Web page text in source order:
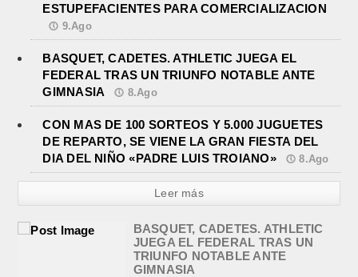
ESTUPEFACIENTES PARA COMERCIALIZACION
9.Ago
BASQUET, CADETES. ATHLETIC JUEGA EL
FEDERAL TRAS UN TRIUNFO NOTABLE ANTE
GIMNASIA
8.Ago
CON MAS DE 100 SORTEOS Y 5.000 JUGUETES
DE REPARTO, SE VIENE LA GRAN FIESTA DEL
DIA DEL NIÑO «PADRE LUIS TROIANO»
8.Ago
Leer más
BASQUET, CADETES. ATHLETIC
JUEGA EL FEDERAL TRAS UN
TRIUNFO NOTABLE ANTE
GIMNASIA